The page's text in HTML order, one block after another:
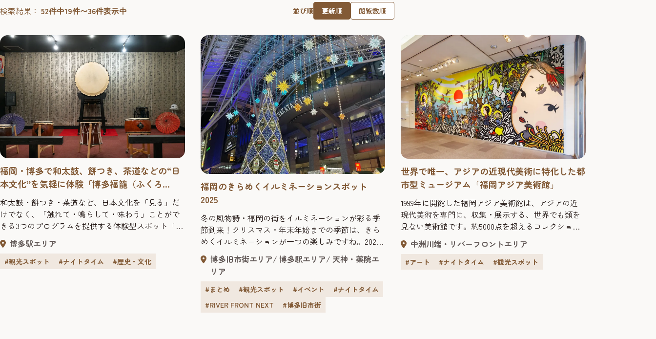
検索結果： 52件中19件〜36件表示中 並び順 更新順 閲覧数順
福岡・博多で和太鼓、餅つき、茶道などの“日
本文化”を気軽に体験「博多福籠（ふくろ
う）」
和太鼓・餅つき・茶道など、日本文化を「見る」だ
けでなく、「触れて・鳴らして・味わう」ことがで
きる3つのプログラムを提供する体験型スポット「博
多福籠（ふくろう）」。2020年に誕生し、現在5年目
を迎え、多くの観光客が訪れています。オーナーが
全国の城を巡り、和太鼓の魅力を届けてきた経験を
博多駅エリア
#観光スポット #ナイトタイム #歴史・文化
福岡のきらめくイルミネーションスポット
2025
冬の風物詩・福岡の街をイルミネーションが彩る季
節到来！クリスマス・年末年始までの季節は、きら
めくイルミネーションが一つの楽しみですね。2025
年の冬の福岡のおすすめイルミネーションをまとめ
てご紹介します。 最新＆注目イルミネーションのイ
ベント情報を続々更新中！
博多旧市街エリア 博多駅エリア
天神・薬院エ
リア
#まとめ #観光スポット #イベント
#ナイトタイム
#RIVER FRONT NEXT
#博多旧市街
世界で唯一、アジアの近現代美術に特化した都
市型ミュージアム「福岡アジア美術館」
1999年に開館した福岡アジア美術館は、アジアの近
現代美術を専門に、収集・展示する、世界でも類を
見ない美術館です。約5000点を超えるコレクション
を通じて、アジア23カ国・地域の多様な芸術文化と
の出会いが楽しめます。 福岡アジア美術館は改修工
事のため、下記期間全面休館となります。期間：
中洲川端・リバーフロントエリア
#アート #ナイトタイム #観光スポット